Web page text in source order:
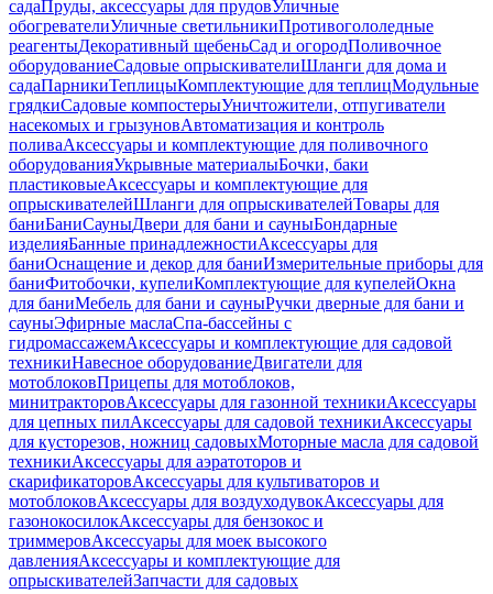
садаПруды, аксессуары для прудовУличные
обогревателиУличные светильникиПротивогололедные
реагентыДекоративный щебеньСад и огородПоливочное
оборудованиеСадовые опрыскивателиШланги для дома и
садаПарникиТеплицыКомплектующие для теплицМодульные
грядкиСадовые компостерыУничтожители, отпугиватели
насекомых и грызуновАвтоматизация и контроль
поливаАксессуары и комплектующие для поливочного
оборудованияУкрывные материалыБочки, баки
пластиковыеАксессуары и комплектующие для
опрыскивателейШланги для опрыскивателейТовары для
баниБаниСауныДвери для бани и сауныБондарные
изделияБанные принадлежностиАксессуары для
баниОснащение и декор для баниИзмерительные приборы для
баниФитобочки, купелиКомплектующие для купелейОкна
для баниМебель для бани и сауныРучки дверные для бани и
сауныЭфирные маслаСпа-бассейны с
гидромассажемАксессуары и комплектующие для садовой
техникиНавесное оборудованиеДвигатели для
мотоблоковПрицепы для мотоблоков,
минитракторовАксессуары для газонной техникиАксессуары
для цепных пилАксессуары для садовой техникиАксессуары
для кусторезов, ножниц садовыхМоторные масла для садовой
техникиАксессуары для аэратоторов и
скарификаторовАксессуары для культиваторов и
мотоблоковАксессуары для воздуходувокАксессуары для
газонокосилокАксессуары для бензокос и
триммеровАксессуары для моек высокого
давленияАксессуары и комплектующие для
опрыскивателейЗапчасти для садовых